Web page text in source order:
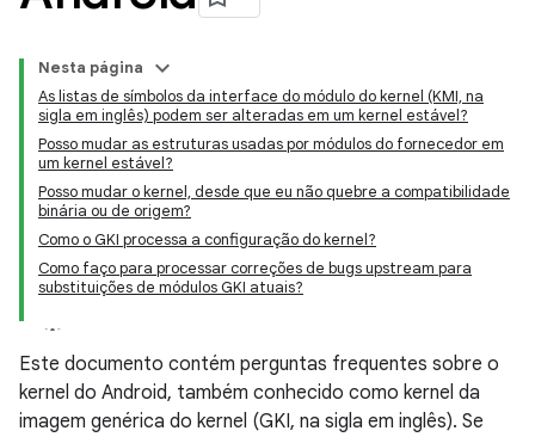
Nesta página
As listas de símbolos da interface do módulo do kernel (KMI, na
sigla em inglês) podem ser alteradas em um kernel estável?
Posso mudar as estruturas usadas por módulos do fornecedor em
um kernel estável?
Posso mudar o kernel, desde que eu não quebre a compatibilidade
binária ou de origem?
Como o GKI processa a configuração do kernel?
Como faço para processar correções de bugs upstream para
substituições de módulos GKI atuais?
Este documento contém perguntas frequentes sobre o
kernel do Android, também conhecido como kernel da
imagem genérica do kernel (GKI, na sigla em inglês). Se